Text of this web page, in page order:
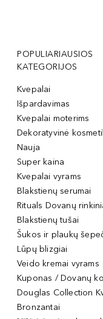
POPULIARIAUSIOS
KATEGORIJOS
Kvepalai
Išpardavimas
Kvepalai moterims
Dekoratyvinė
Nauja
Super kaina
Kvepalai vyrams
Blakstienų serumai
Rituals Dovanų
Blakstienų tušai
Šukos ir plaukų
Lūpų blizgiai
Veido kremai vyrams
Kuponas / Dovanų
Douglas Collection
Bronzantai